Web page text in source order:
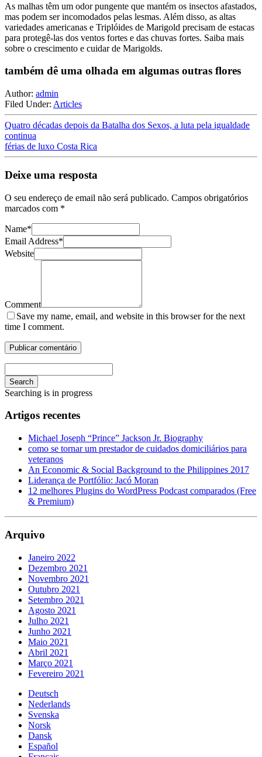
As malhas têm um odor pungente que mantém os insectos afastados,
mas podem ser incomodados pelas lesmas. Além disso, as altas
variedades americanas e Triplóides de Marigold precisam de estacas
para protegê-las dos ventos fortes e das chuvas fortes. Saiba mais
sobre o crescimento e cuidar de Marigolds.
também dê uma olhada em algumas outras flores
Author: admin
Filed Under: Articles
Quatro décadas depois da Batalha dos Sexos, a luta pela igualdade
continua
férias de luxo Costa Rica
Deixe uma resposta
O seu endereço de email não será publicado. Campos obrigatórios
marcados com *
Name*
Email Address*
Website
Comment
Save my name, email, and website in this browser for the next
time I comment.
Search
Searching is in progress
Artigos recentes
Michael Joseph “Prince” Jackson Jr. Biography
como se tornar um prestador de cuidados domiciliários para
veteranos
An Economic & Social Background to the Philippines 2017
Liderança de Portfólio: Jacó Moran
12 melhores Plugins do WordPress Podcast comparados (Free
& Premium)
Arquivo
Janeiro 2022
Dezembro 2021
Novembro 2021
Outubro 2021
Setembro 2021
Agosto 2021
Julho 2021
Junho 2021
Maio 2021
Abril 2021
Março 2021
Fevereiro 2021
Deutsch
Nederlands
Svenska
Norsk
Dansk
Español